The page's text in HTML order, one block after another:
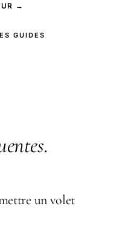
→
GUIDES
.
un volet